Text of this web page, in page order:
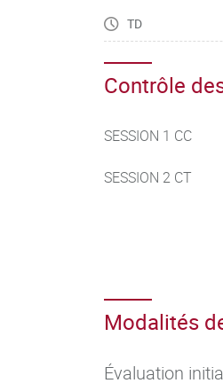
TD
Contrôle
SESSION 1 CC
SESSION 2 CT
Modalités
Évaluation